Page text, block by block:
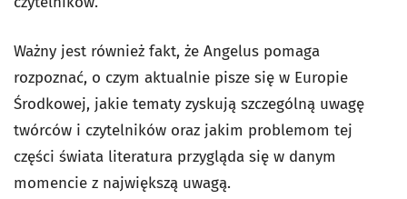
Ważny jest również fakt, że Angelus pomaga
rozpoznać, o czym aktualnie pisze się w Europie
Środkowej, jakie tematy zyskują szczególną uwagę
twórców i czytelników oraz jakim problemom tej
części świata literatura przygląda się w danym
momencie z największą uwagą.